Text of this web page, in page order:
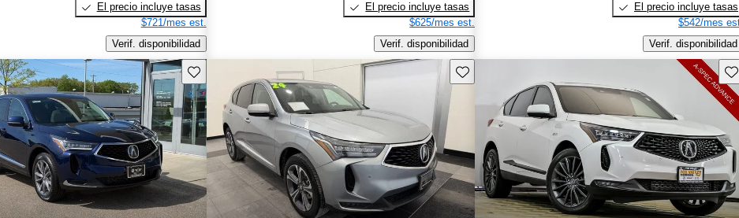
El precio incluye tasas
$721/mes est.
Verif. disponibilidad
El precio incluye tasas
$625/mes est.
Verif. disponibilidad
El precio incluye tasas
$542/mes
Verif. disponibilidad
Guarda este Aviso Guarda este Aviso